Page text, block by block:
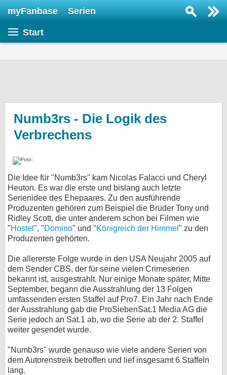
myFanbase Serien
Start
Numb3rs - Die Logik des
Verbrechens
Die Idee für "Numb3rs" kam Nicolas Falacci und Cheryl
Heuton. Es war die erste und bislang auch letzte
Serienidee des Ehepaares. Zu den ausführende
Produzenten gehören zum Beispiel die Brüder Tony und
Ridley Scott, die unter anderem schon bei Filmen wie
"Hostel ", "Domino" und "Königreich der Himmel " zu den
Produzenten gehörten.
Die allererste Folge wurde in den USA Neujahr 2005 auf
dem Sender CBS, der für seine vielen Crimeserien
bekannt ist, ausgestrahlt. Nur einige Monate später, Mitte
September, begann die Ausstrahlung der 13 Folgen
umfassenden ersten Staffel auf Pro7. Ein Jahr nach Ende
der Ausstrahlung gab die ProSiebenSat.1 Media AG die
Serie jedoch an Sat.1 ab, wo die Serie ab der 2. Staffel
weiter gesendet wurde.
"Numb3rs" wurde genauso wie viele andere Serien von
dem Autorenstreik betroffen und lief insgesamt 6 Staffeln
lang.
SERVICE
Gewinnspiele
Forum
bei Facebook
Kontakt
Nutzungsbedingungen
Cookie-Einstellungen